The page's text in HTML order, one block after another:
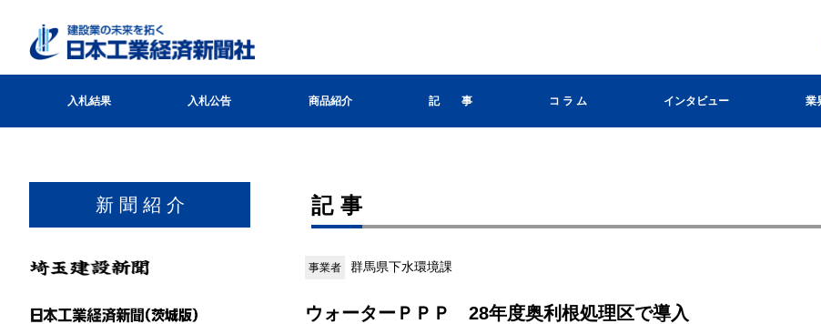
入札結果 入札公告 商品紹介 記 事 コ ラ ム インタビュー 業
新 聞 紹 介 記事
事業者 群馬県下水環境課
ウォーターＰＰＰ 28年度奥利根処理区で導入